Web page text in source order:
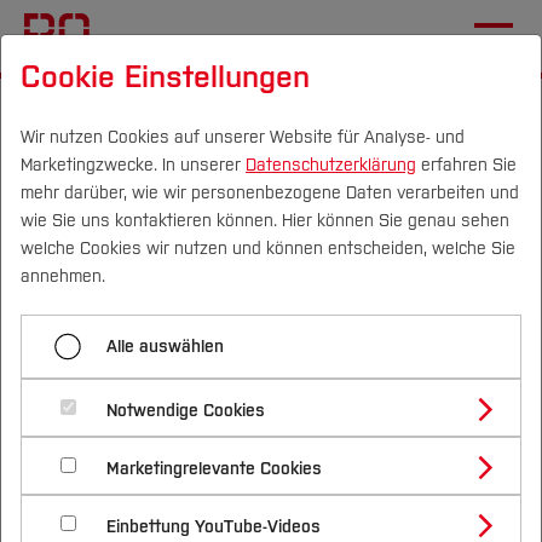
Campus Personen DE|EN Quicklinks
Studium
Studienangebote
Bachelorstudiengänge
Masterstudiengänge
Vor dem Studium
Bewerben & Einschreiben
Bewerbungsportal
Im Studium
Studienbüros und Prüfungen
Nach dem Studium
Forschung & Transfer
Profil
Forschungs- und Transferprofil
Schwerpunkte (FuT)
Beratung & Förderung
Nachhaltigkeit
Nachhaltigkeit studieren
International
Vor dem Studium
Talentmobil und Schülerlabor
Das Konzept
Menü aufklappen
Home
Unsere Werte
Angebote Talentmobil
Welche Möglichkeiten bieten die
MINT-Praxisangebote
Unser Angebot? MINT-Praxisworkshops und
Cookie Einstellungen
Wir nutzen Cookies auf unserer Website für Analyse- und
Marketingzwecke. In unserer Datenschutzerklärung erfahren Sie
mehr darüber, wie wir personenbezogene Daten verarbeiten und
wie Sie uns kontaktieren können. Hier können Sie genau sehen
welche Cookies wir nutzen und können entscheiden, welche Sie
annehmen.
Alle auswählen
Notwendige Cookies
Marketingrelevante Cookies
Einbettung YouTube-Videos